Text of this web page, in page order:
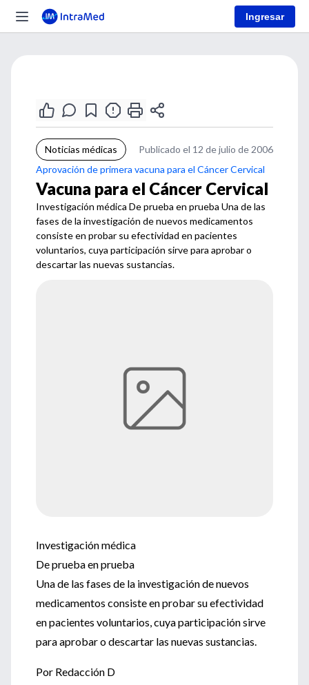
Ingresar
Noticias médicas
Publicado el 12 de julio de 2006
Aprovación de primera vacuna para el Cáncer Cervical
Vacuna para el Cáncer Cervical
Investigación médica De prueba en prueba Una de las
fases de la investigación de nuevos medicamentos
consiste en probar su efectividad en pacientes
voluntarios, cuya participación sirve para aprobar o
descartar las nuevas sustancias.
Investigación médica
De prueba en prueba
Una de las fases de la investigación de nuevos
medicamentos consiste en probar su efectividad
en pacientes voluntarios, cuya participación sirve
para aprobar o descartar las nuevas sustancias.
Por Redacción D